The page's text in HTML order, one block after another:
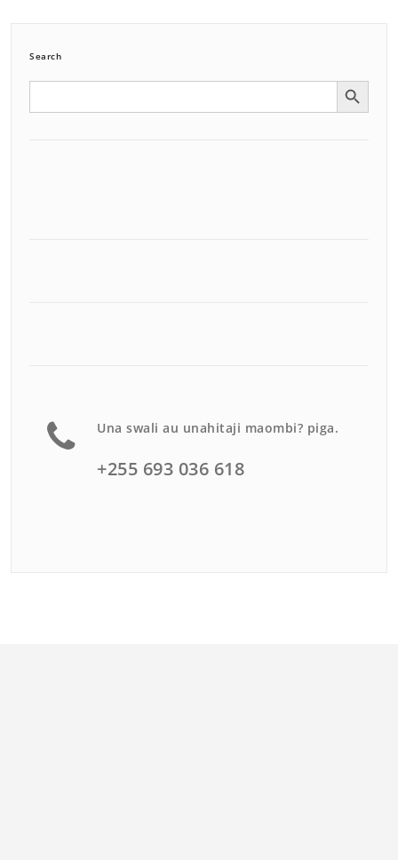
Search
Search Search Button
Una swali au unahitaji maombi? piga.
+255 693 036 618